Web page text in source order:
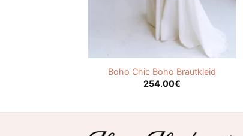
Boho Chic Boho Brautkleid
254.00€